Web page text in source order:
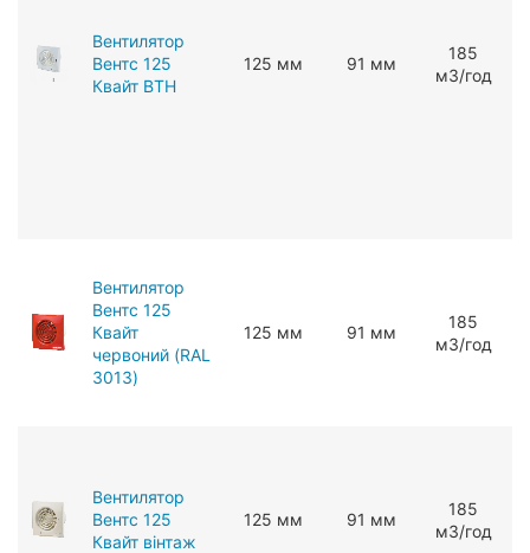
Вентилятор
Вентс 125
Квайт ВТH
125 мм 91 мм
185
мЗ/год
Вентилятор
Вентс 125
Квайт
червоний (RAL
3013)
125 мм 91 мм
185
мЗ/год
Вентилятор
Вентс 125
Квайт вінтаж
125 мм 91 мм
185
мЗ/год